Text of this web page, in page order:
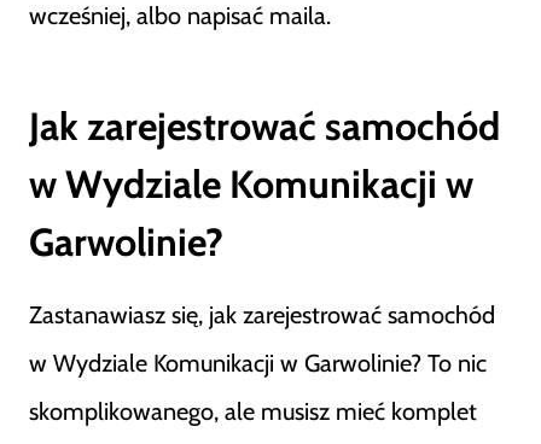
wcześniej, albo napisać maila.
Jak zarejestrować samochód
w Wydziale Komunikacji w
Garwolinie?
Zastanawiasz się, jak zarejestrować samochód
w Wydziale Komunikacji w Garwolinie? To nic
skomplikowanego, ale musisz mieć komplet